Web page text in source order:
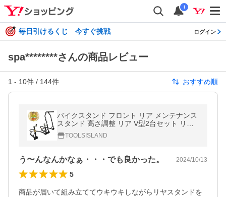
i
毎日引けるくじ 今すぐ挑戦 ログイン
spa********さんの商品レビュー
1 - 10件 / 144件 おすすめ順
バイクスタンド フロント リア メンテナンス
スタンド 高さ調整 リア V型2台セット リア
バイクスタンド 前輪 後輪 黒 ブラック 説明
書付き
TOOLSISLAND
う〜んなんかなぁ・・・でも良かった。 2024/10/13
5
商品が届いて組み立ててウキウキしながらリヤスタンドを